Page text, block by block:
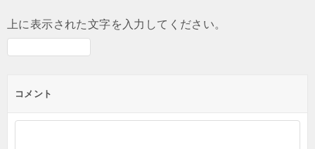
上に表示された文字を入力してください。
コメント